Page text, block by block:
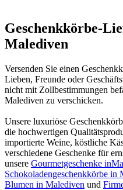
Geschenkkörbe-
Malediven
Versenden Sie einen
Lieben, Freunde oder
nicht mit Zollbestimmungen
Malediven zu verschicken.
Unsere luxuriöse
die hochwertigen
importierte Weine, köstliche
verschiedene Geschenke für
unsere Gourmetgeschenke
Schokoladengeschenkkörbe in
Blumen in Malediven und